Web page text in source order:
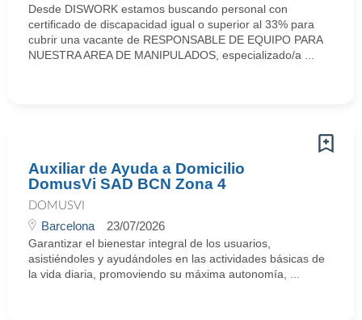
Desde DISWORK estamos buscando personal con
certificado de discapacidad igual o superior al 33% para
cubrir una vacante de RESPONSABLE DE EQUIPO PARA
NUESTRA AREA DE MANIPULADOS, especializado/a ...
Auxiliar de Ayuda a Domicilio
DomusVi SAD BCN Zona 4
DOMUSVI
Barcelona 23/07/2026
Garantizar el bienestar integral de los usuarios,
asistiéndoles y ayudándoles en las actividades básicas de
la vida diaria, promoviendo su máxima autonomía, ...